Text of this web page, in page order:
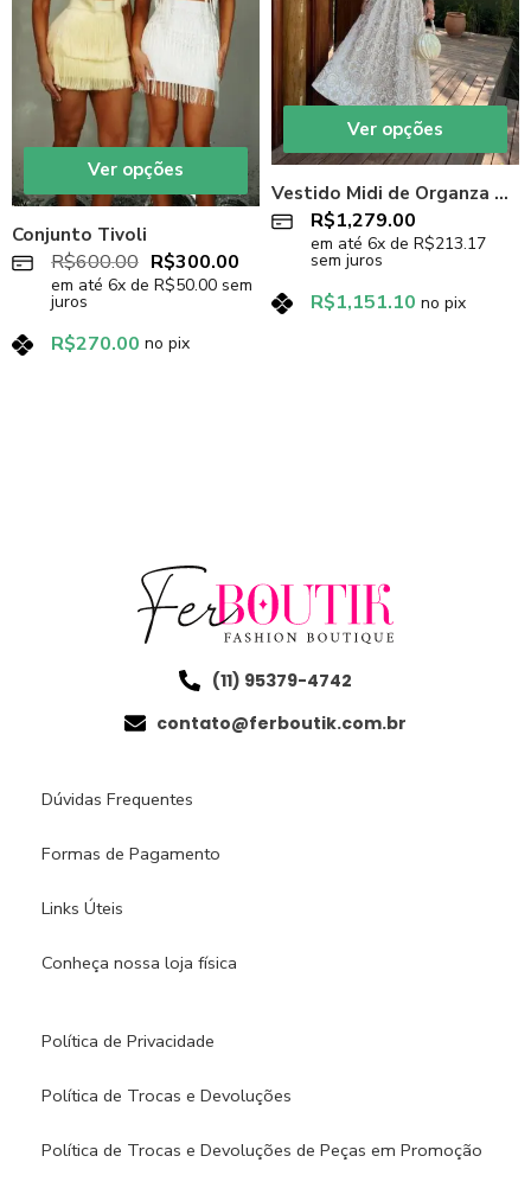
Ver opções
Conjunto Tivoli
R$600.00 R$300.00
em até 6x de R$50.00 sem
juros
R$270.00 no pix
Ver opções
Vestido Midi de Organza Bege Gold Nude
R$1,279.00
em até 6x de R$213.17
sem juros
R$1,151.10 no pix
(11) 95379-4742
contato@ferboutik.com.br
Dúvidas Frequentes
Formas de Pagamento
Links Úteis
Conheça nossa loja física​
Política de Privacidade
Política de Trocas e Devoluções
Política de Trocas e Devoluções de Peças em Promoção